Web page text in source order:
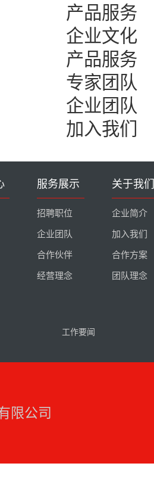
产品服务
企业文化
产品服务
专家团队
企业团队
加入我们
服务展示
招聘职位
企业团队
合作伙伴
经营理念
关于我们
企业简介
加入我们
合作方案
团队理念
工作要闻
限公司